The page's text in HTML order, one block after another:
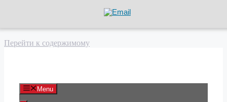
Перейти к содержимому
Menu